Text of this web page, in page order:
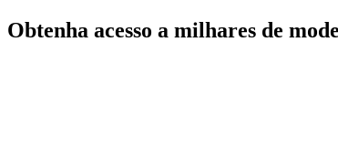
Obtenha acesso a milhares de